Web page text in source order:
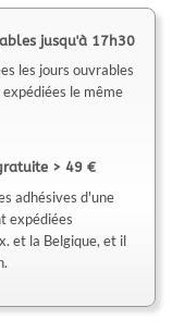
jusqu'à 17h30
les jours ouvrables
le même
> 49 €
adhésives d'une
expédiées
et la Belgique, et il